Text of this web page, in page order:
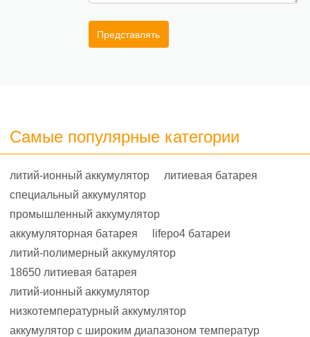
Представлять
Самые популярные категории
литий-ионный аккумулятор
литиевая батарея
специальный аккумулятор
промышленный аккумулятор
аккумуляторная батарея
lifepo4 батареи
литий-полимерный аккумулятор
18650 литиевая батарея
литий-ионный аккумулятор
низкотемпературный аккумулятор
аккумулятор с широким диапазоном температур